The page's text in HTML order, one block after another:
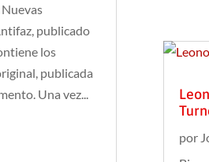
publicado
los
publicada
Una vez...
por